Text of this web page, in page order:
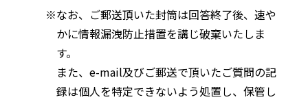
なお、ご郵送頂いた封筒は回答終了後、速や
かに情報漏洩防止措置を講じ破棄いたしま
す。
また、e-mail及びご郵送で頂いたご質問の記
録は個人を特定できないよう処置し、保管し